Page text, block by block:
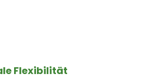
Flexibilität